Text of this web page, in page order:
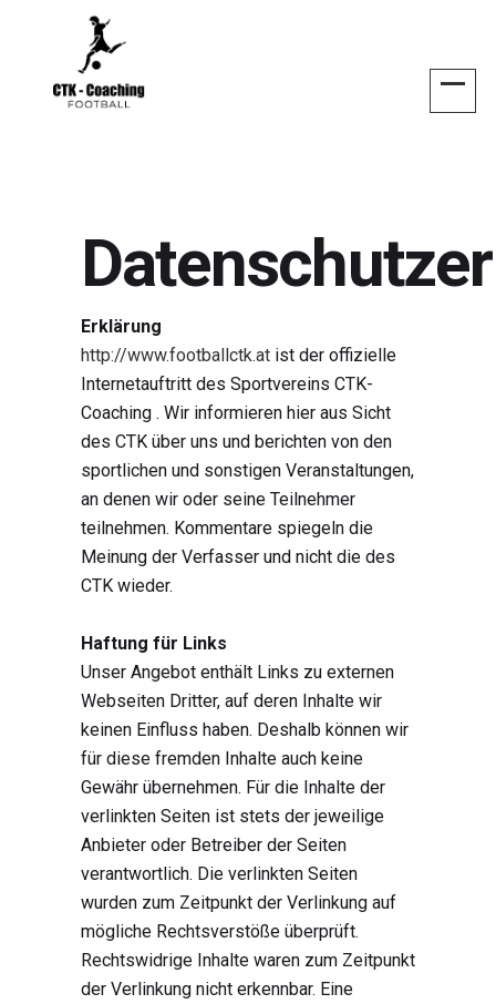
Erklärung
http://www.footballctk.at ist der offizielle
Internetauftritt des Sportvereins CTK-
Coaching . Wir informieren hier aus Sicht
des CTK über uns und berichten von den
sportlichen und sonstigen Veranstaltungen,
an denen wir oder seine Teilnehmer
teilnehmen. Kommentare spiegeln die
Meinung der Verfasser und nicht die des
CTK wieder.
Haftung für Links
Unser Angebot enthält Links zu externen
Webseiten Dritter, auf deren Inhalte wir
keinen Einfluss haben. Deshalb können wir
für diese fremden Inhalte auch keine
Gewähr übernehmen. Für die Inhalte der
verlinkten Seiten ist stets der jeweilige
Anbieter oder Betreiber der Seiten
verantwortlich. Die verlinkten Seiten
wurden zum Zeitpunkt der Verlinkung auf
mögliche Rechtsverstöße überprüft.
Rechtswidrige Inhalte waren zum Zeitpunkt
der Verlinkung nicht erkennbar. Eine